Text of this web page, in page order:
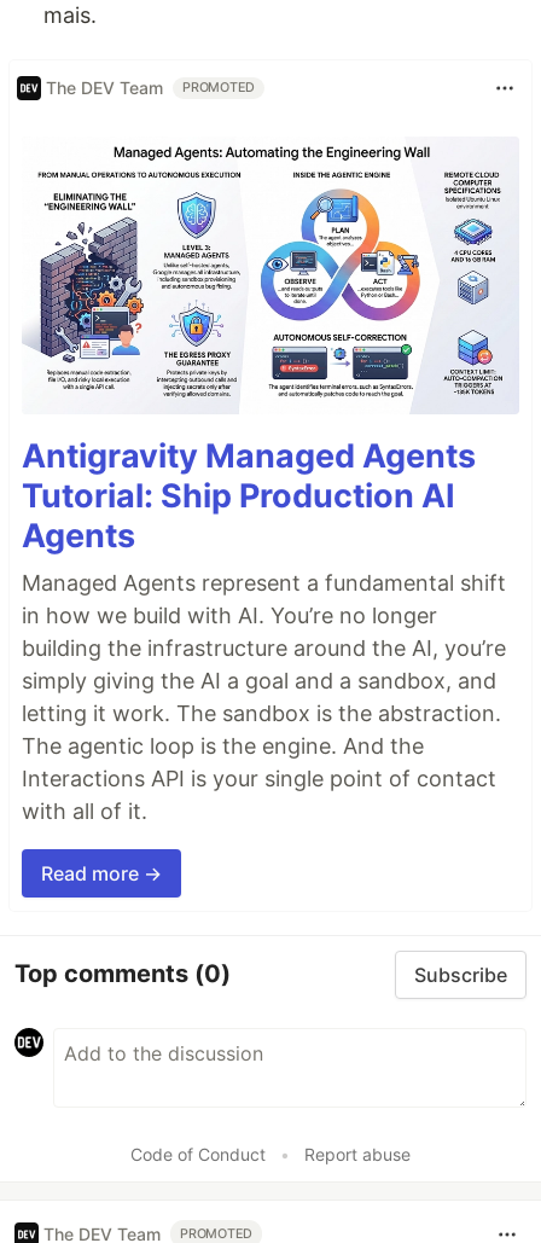
mais.
The DEV Team PROMOTED
Antigravity Managed Agents
Tutorial: Ship Production AI
Agents
Managed Agents represent a fundamental shift
in how we build with AI. You’re no longer
building the infrastructure around the AI, you’re
simply giving the AI a goal and a sandbox, and
letting it work. The sandbox is the abstraction.
The agentic loop is the engine. And the
Interactions API is your single point of contact
with all of it.
Read more →
Top comments (0) Subscribe
Code of Conduct • Report abuse
The DEV Team PROMOTED